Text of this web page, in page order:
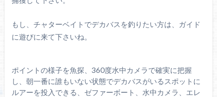
もし、チャターベイトでデカバスを釣りたい方は、ガイド
に遊びに来て下さいね。
ポイントの様子を魚探、360度水中カメラで確実に把握
し、朝一番に誰もいない状態でデカバスがいるスポットに
ルアーを投入できる、ゼファーボート、水中カメラ、エレ